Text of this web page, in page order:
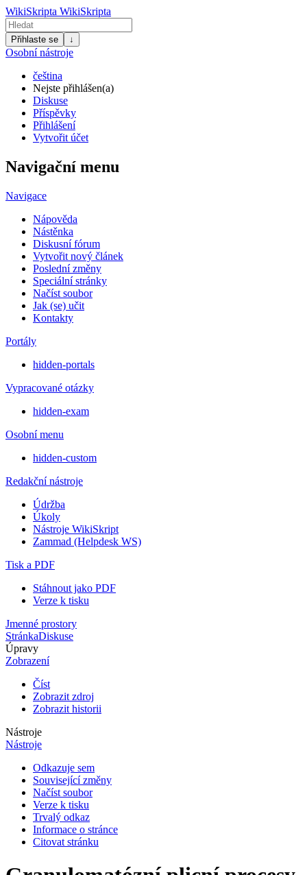
WikiSkripta WikiSkripta
Přihlaste se ↓
Osobní nástroje
čeština
Nejste přihlášen(a)
Diskuse
Příspěvky
Přihlášení
Vytvořit účet
Navigační menu
Navigace
Nápověda
Nástěnka
Diskusní fórum
Vytvořit nový článek
Poslední změny
Speciální stránky
Načíst soubor
Jak (se) učit
Kontakty
Portály
hidden-portals
Vypracované otázky
hidden-exam
Osobní menu
hidden-custom
Redakční nástroje
Údržba
Úkoly
Nástroje WikiSkript
Zammad (Helpdesk WS)
Tisk a PDF
Stáhnout jako PDF
Verze k tisku
Jmenné prostory
StránkaDiskuse
Úpravy
Zobrazení
Číst
Zobrazit zdroj
Zobrazit historii
Nástroje
Nástroje
Odkazuje sem
Související změny
Načíst soubor
Verze k tisku
Trvalý odkaz
Informace o stránce
Citovat stránku